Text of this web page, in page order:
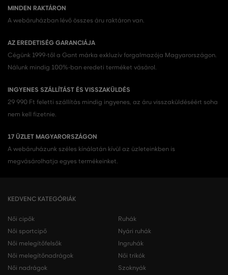
MINDEN RAKTÁRON
A webáruházban lévő összes áru raktáron van.
AZ EREDETISÉG GARANCIÁJA
Cégünk 1999-től a Gant márka exkluzív forgalmazója Magyarországon.
Nálunk mindig 100%-ban eredeti terméket vásárol.
INGYENES SZÁLLÍTÁST ÉS VISSZAKÜLDÉS
29 990 Ft feletti szállítás mindig ingyenes, az áru visszaküldéséért soha
nem kell fizetnie.
17 ÜZLET MAGYARORSZÁGON
A webáruházunk széles kínálatán kívül az üzleteinkben is
megvásárolhatja egyes termékeinket.
KEDVENC KATEGÓRIÁK
Női cipők
Női sportcipő
Női melegítőfelsők
Női melegítőnadrágok
Női nadrágok
Ruhák
Nyári ruhák
Ingruhák
Női trikók
Szoknyák